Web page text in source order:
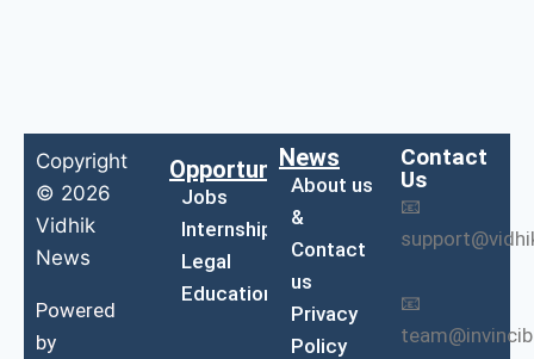
Copyright
© 2026
Vidhik
News
Powered
by
Opportunities
Jobs
Internship
Legal
Education
News
About us
&
Contact
us
Privacy
Policy
Contact
Us
📧
📧